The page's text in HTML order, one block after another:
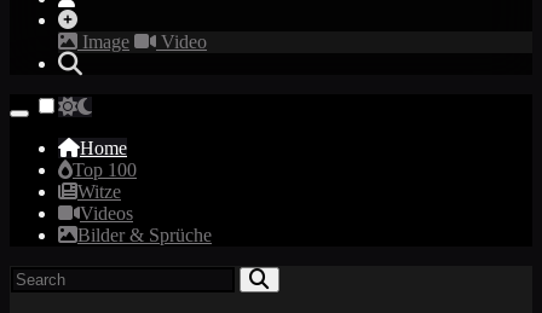
Image Video
Home
Top 100
Witze
Videos
Bilder & Sprüche